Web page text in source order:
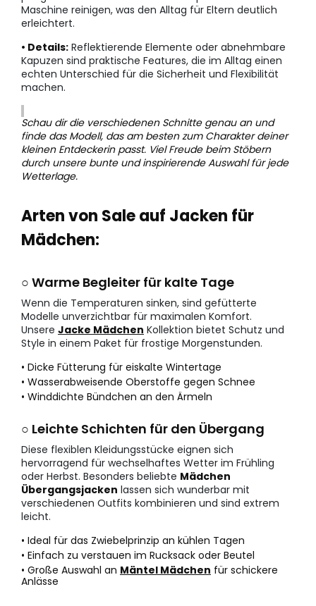
Maschine reinigen, was den Alltag für Eltern deutlich
erleichtert.
• Details: Reflektierende Elemente oder abnehmbare
Kapuzen sind praktische Features, die im Alltag einen
echten Unterschied für die Sicherheit und Flexibilität
machen.
Schau dir die verschiedenen Schnitte genau an und
finde das Modell, das am besten zum Charakter deiner
kleinen Entdeckerin passt. Viel Freude beim Stöbern
durch unsere bunte und inspirierende Auswahl für jede
Wetterlage.
Arten von Sale auf Jacken für
Mädchen:
○ Warme Begleiter für kalte Tage
Wenn die Temperaturen sinken, sind gefütterte
Modelle unverzichtbar für maximalen Komfort.
Unsere Jacke Mädchen Kollektion bietet Schutz und
Style in einem Paket für frostige Morgenstunden.
• Dicke Fütterung für eiskalte Wintertage
• Wasserabweisende Oberstoffe gegen Schnee
• Winddichte Bündchen an den Ärmeln
○ Leichte Schichten für den Übergang
Diese flexiblen Kleidungsstücke eignen sich
hervorragend für wechselhaftes Wetter im Frühling
oder Herbst. Besonders beliebte Mädchen
Übergangsjacken lassen sich wunderbar mit
verschiedenen Outfits kombinieren und sind extrem
leicht.
• Ideal für das Zwiebelprinzip an kühlen Tagen
• Einfach zu verstauen im Rucksack oder Beutel
• Große Auswahl an Mäntel Mädchen für schickere
Anlässe